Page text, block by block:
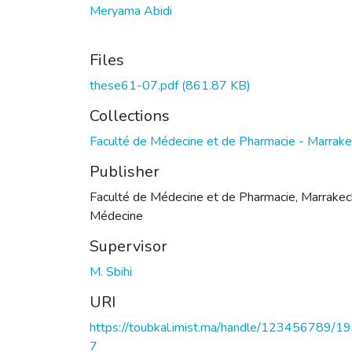
Meryama Abidi
Files
these61-07.pdf(861.87 KB)
Collections
Faculté de Médecine et de Pharmacie -
Publisher
Faculté de Médecine et de Pharmacie,
Médecine
Supervisor
M. Sbihi
URI
https://toubkal.imist.ma/handle/123456789/
7